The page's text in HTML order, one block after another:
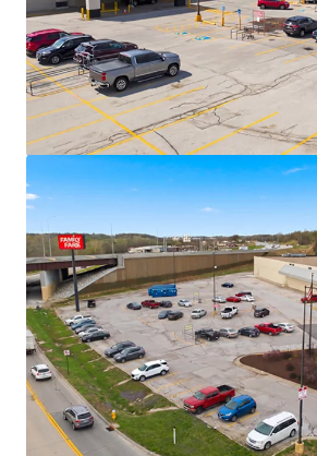
Marshalltown Center
3109 South Center Street, Marshalltown,
€ 2.982.000 | 613 m²
Retalho